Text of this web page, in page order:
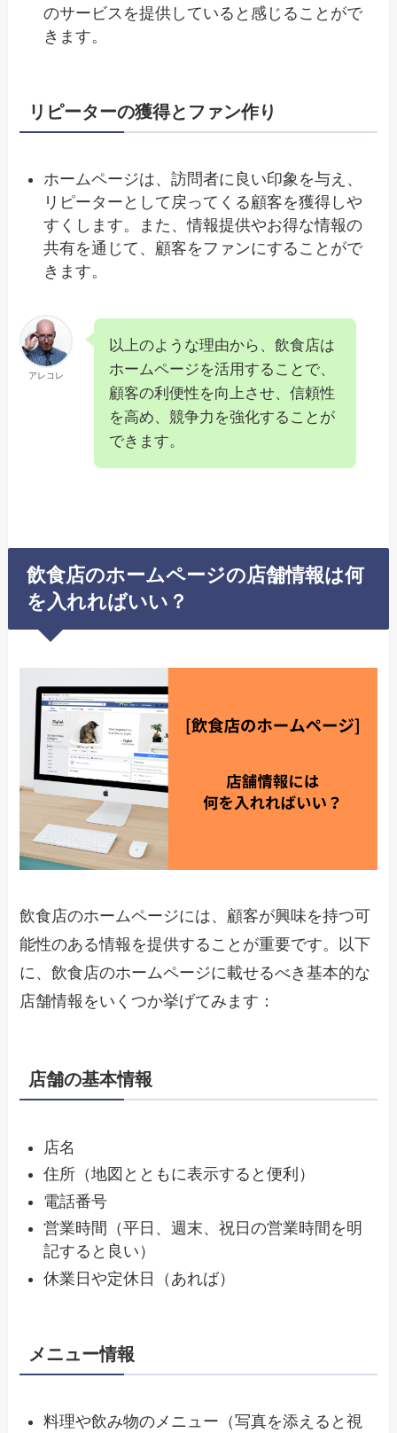
のサービスを提供していると感じることがで
きます。
リピーターの獲得とファン作り
ホームページは、訪問者に良い印象を与え、
リピーターとして戻ってくる顧客を獲得しや
すくします。また、情報提供やお得な情報の
共有を通じて、顧客をファンにすることがで
きます。
アレコレ
以上のような理由から、飲食店は
ホームページを活用することで、
顧客の利便性を向上させ、信頼性
を高め、競争力を強化することが
できます。
飲食店のホームページの店舗情報は何
を入れればいい？
飲食店のホームページには、顧客が興味を持つ可
能性のある情報を提供することが重要です。以下
に、飲食店のホームページに載せるべき基本的な
店舗情報をいくつか挙げてみます：
店舗の基本情報
店名
住所（地図とともに表示すると便利）
電話番号
営業時間（平日、週末、祝日の営業時間を明
記すると良い）
休業日や定休日（あれば）
メニュー情報
料理や飲み物のメニュー（写真を添えると視